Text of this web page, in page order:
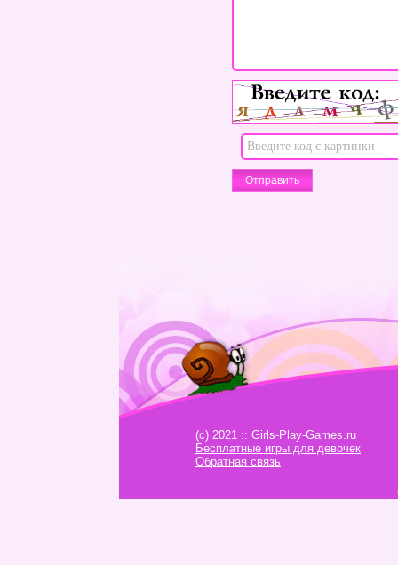
(c) 2021 :: Girls-Play-Games.ru
Бесплатные игры для девочек
Обратная связь